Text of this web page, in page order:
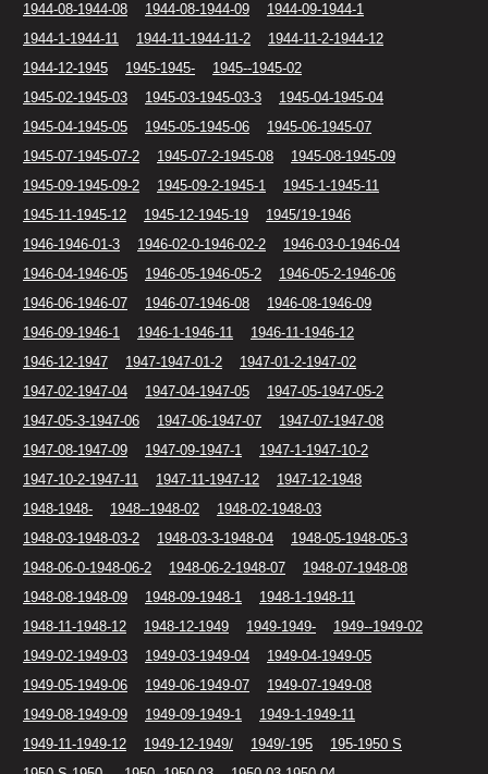
1944-08-1944-08
1944-08-1944-09
1944-09-1944-1
1944-1-1944-11
1944-11-1944-11-2
1944-11-2-1944-12
1944-12-1945
1945-1945-
1945--1945-02
1945-02-1945-03
1945-03-1945-03-3
1945-04-1945-04
1945-04-1945-05
1945-05-1945-06
1945-06-1945-07
1945-07-1945-07-2
1945-07-2-1945-08
1945-08-1945-09
1945-09-1945-09-2
1945-09-2-1945-1
1945-1-1945-11
1945-11-1945-12
1945-12-1945-19
1945/19-1946
1946-1946-01-3
1946-02-0-1946-02-2
1946-03-0-1946-04
1946-04-1946-05
1946-05-1946-05-2
1946-05-2-1946-06
1946-06-1946-07
1946-07-1946-08
1946-08-1946-09
1946-09-1946-1
1946-1-1946-11
1946-11-1946-12
1946-12-1947
1947-1947-01-2
1947-01-2-1947-02
1947-02-1947-04
1947-04-1947-05
1947-05-1947-05-2
1947-05-3-1947-06
1947-06-1947-07
1947-07-1947-08
1947-08-1947-09
1947-09-1947-1
1947-1-1947-10-2
1947-10-2-1947-11
1947-11-1947-12
1947-12-1948
1948-1948-
1948--1948-02
1948-02-1948-03
1948-03-1948-03-2
1948-03-3-1948-04
1948-05-1948-05-3
1948-06-0-1948-06-2
1948-06-2-1948-07
1948-07-1948-08
1948-08-1948-09
1948-09-1948-1
1948-1-1948-11
1948-11-1948-12
1948-12-1949 1949-1949-
1949--1949-02
1949-02-1949-03
1949-03-1949-04
1949-04-1949-05
1949-05-1949-06
1949-06-1949-07
1949-07-1949-08
1949-08-1949-09
1949-09-1949-1
1949-1-1949-11
1949-11-1949-12
1949-12-1949/ 1949/-195
195-1950 S